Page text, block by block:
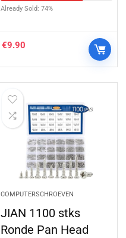
Already Sold: 74%
€9.90
COMPUTERSCHROEVEN
JIAN 1100 stks
Ronde Pan Head